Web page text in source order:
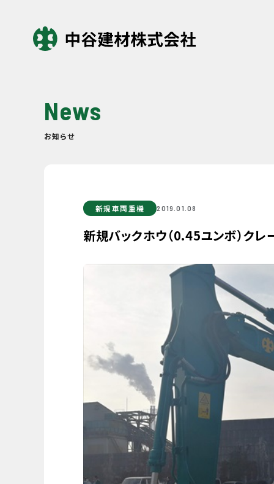
News
お知らせ
新規車両重機 2019.01.08
新規バックホウ（0.45ユンボ）ク